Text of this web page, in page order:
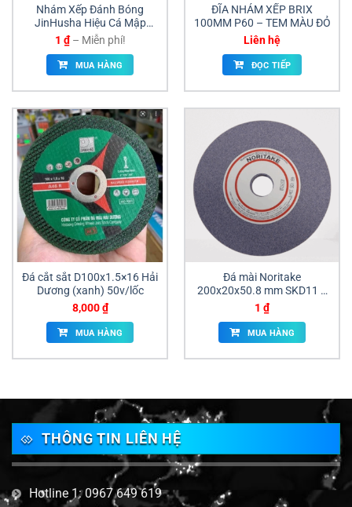
Nhám Xếp Đánh Bóng
JinHusha Hiệu Cá Mập
D100
1 ₫ – Miễn phí!Khoảng
từ
Miễn
MUA HÀNG
ĐĨA NHÁM XẾP BRIX
100MM P60 – TEM MÀU ĐỎ
Liên hệ
ĐỌC TIẾP
Đá cắt sắt D100x1.5×16 Hải
Dương (xanh) 50v/lốc
8,000₫
MUA HÀNG
Đá mài Noritake
200x20x50.8 mm SKD11 –
Đá xanh GC80 & Đá cam
A46
1 ₫
MUA HÀNG
THÔNG TIN LIÊN HỆ
Hotline 1: 0967 649 619